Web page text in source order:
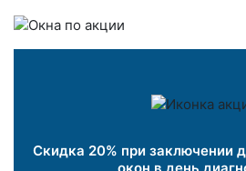
Скидка 20% при заключении